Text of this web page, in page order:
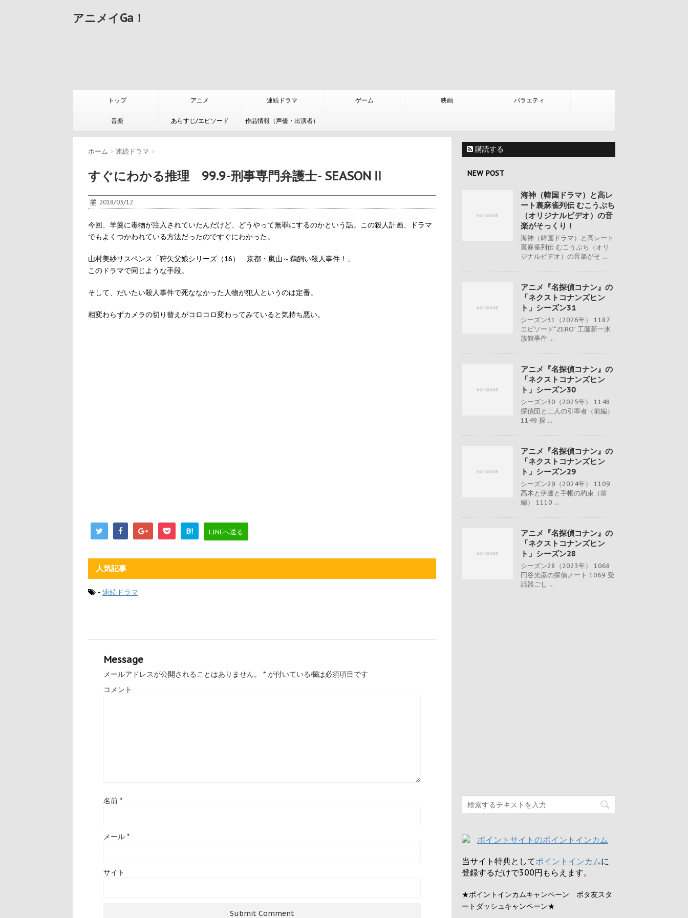
アニメイGa！
トップ アニメ 連続ドラマ ゲーム 映画 バラエティ
音楽 あらすじ/エピソード 作品情報（声優・出演者）
ホーム > 連続ドラマ >
すぐにわかる推理 99.9-刑事専門弁護士- SEASONⅡ
2018/03/12
今回、羊羹に毒物が注入されていたんだけど、どうやって無罪にするのかという話。この殺人計画、ドラマ
でもよくつかわれている方法だったのですぐにわかった。
山村美紗サスペンス「狩矢父娘シリーズ（16） 京都・嵐山～鵜飼い殺人事件！」
このドラマで同じような手段。
そして、だいたい殺人事件で死ななかった人物が犯人というのは定番。
相変わらずカメラの切り替えがコロコロ変わってみていると気持ち悪い。
B! LINEへ送る
人気記事
- 連続ドラマ
Message
メールアドレスが公開されることはありません。 * が付いている欄は必須項目です
コメント
名前 *
メール *
サイト
購読する
NEW POST
海神（韓国ドラマ）と高レ
ート裏麻雀列伝 むこうぶち
（オリジナルビデオ）の音
楽がそっくり！
海神（韓国ドラマ）と高レート
裏麻雀列伝 むこうぶち（オリ
ジナルビデオ）の音楽がそ ...
アニメ『名探偵コナン』の
「ネクストコナンズヒン
ト」シーズン31
シーズン31（2026年） 1187
エピソード“ZERO” 工藤新一水
族館事件 ...
アニメ『名探偵コナン』の
「ネクストコナンズヒン
ト」シーズン30
シーズン30（2025年） 1148
探偵団と二人の引率者（前編）
1149 探 ...
アニメ『名探偵コナン』の
「ネクストコナンズヒン
ト」シーズン29
シーズン29（2024年） 1109
高木と伊達と手帳の約束（前
編） 1110 ...
アニメ『名探偵コナン』の
「ネクストコナンズヒン
ト」シーズン28
シーズン28（2023年） 1068
円谷光彦の探偵ノート 1069 受
話器ごし ...
当サイト特典としてポイントインカムに
登録するだけで300円 もらえます。
★ポイントインカムキャンペーン ポタ友スタ
ートダッシュキャンペーン★